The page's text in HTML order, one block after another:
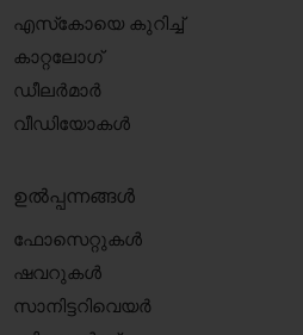
എസ്‍കോയെ കുറിച്ച്
കാറ്റലോഗ്
ഡീലർമാർ
വീഡിയോകൾ
ഉൽപ്പന്നങ്ങൾ
ഫോസെറ്റുകൾ
ഷവറുകൾ
സാനിട്ടറിവെയർ